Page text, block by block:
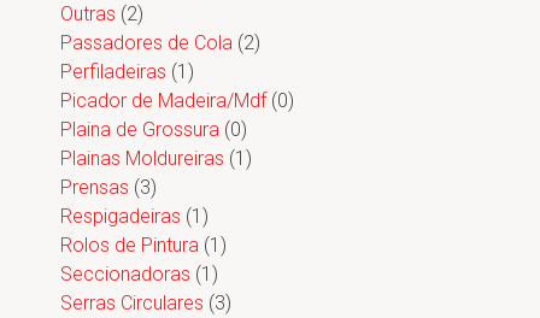
Outras (2)
Passadores de Cola (2)
Perfiladeiras (1)
Picador de Madeira/Mdf (0)
Plaina de Grossura (0)
Plainas Moldureiras (1)
Prensas (3)
Respigadeiras (1)
Rolos de Pintura (1)
Seccionadoras (1)
Serras Circulares (3)